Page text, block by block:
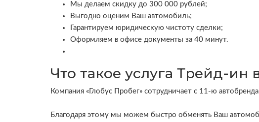
Мы делаем скидку до 300 000 рублей;
Выгодно оценим Ваш автомобиль;
Гарантируем юридическую чистоту сделки;
Оформляем в офисе документы за 40 минут.
Что такое услуга Трейд-ин
Компания «Глобус Пробег» сотрудничает с 11-ю
Благодаря этому мы можем быстро обменять Ваш